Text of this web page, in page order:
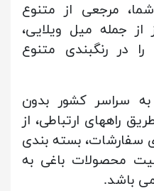
مرجعی از متنوع
جمله میل ویلایی،
در رنگبندی متنوع
سراسر کشور بدون
راههای ارتباطی، از
سفارشات، بسته بندی
محصولات باغی به
باشد.